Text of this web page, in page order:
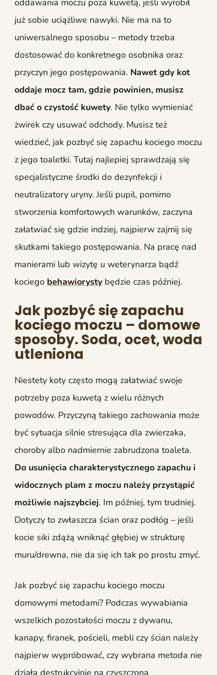
już sobie uciążliwe nawyki. Nie ma na to
uniwersalnego sposobu – metody trzeba
dostosować do konkretnego osobnika oraz
przyczyn jego postępowania. Nawet gdy kot
oddaje mocz tam, gdzie powinien, musisz
dbać o czystość kuwety. Nie tylko wymieniać
żwirek czy usuwać odchody. Musisz też
wiedzieć, jak pozbyć się zapachu kociego moczu
z jego toaletki. Tutaj najlepiej sprawdzają się
specjalistyczne środki do dezynfekcji i
neutralizatory uryny. Jeśli pupil, pomimo
stworzenia komfortowych warunków, zaczyna
załatwiać się gdzie indziej, najpierw zajmij się
skutkami takiego postępowania. Na pracę nad
manierami lub wizytę u weterynarza bądź
kociego behawiorysty będzie czas później.
Jak pozbyć się zapachu
kociego moczu – domowe
sposoby. Soda, ocet, woda
utleniona
Niestety koty często mogą załatwiać swoje
potrzeby poza kuwetą z wielu różnych
powodów. Przyczyną takiego zachowania może
być sytuacja silnie stresująca dla zwierzaka,
choroby albo nadmiernie zabrudzona toaleta.
Do usunięcia charakterystycznego zapachu i
widocznych plam z moczu należy przystąpić
możliwie najszybciej. Im później, tym trudniej.
Dotyczy to zwłaszcza ścian oraz podłóg – jeśli
kocie siki zdążą wniknąć głębiej w strukturę
muru/drewna, nie da się ich tak po prostu zmyć.
Jak pozbyć się zapachu kociego moczu
domowymi metodami? Podczas wywabiania
wszelkich pozostałości moczu z dywanu,
kanapy, firanek, pościeli, mebli czy ścian należy
najpierw wypróbować, czy wybrana metoda nie
działa destrukcyjnie na czyszczoną